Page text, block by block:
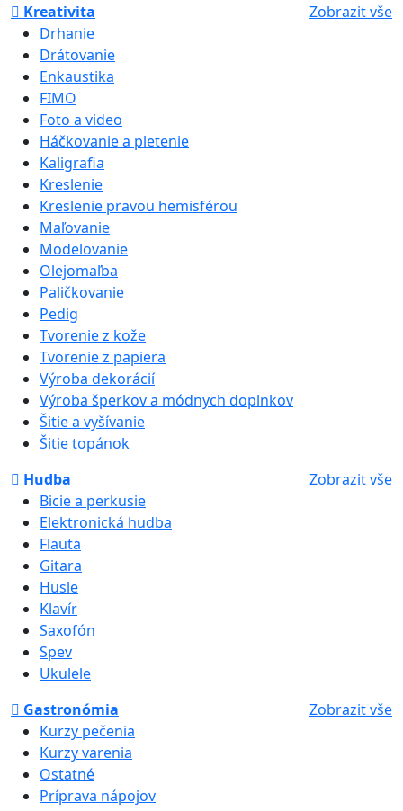
Kreativita
Zobrazit vše
Drhanie
Drátovanie
Enkaustika
FIMO
Foto a video
Háčkovanie a pletenie
Kaligrafia
Kreslenie
Kreslenie pravou hemisférou
Maľovanie
Modelovanie
Olejomaľba
Paličkovanie
Pedig
Tvorenie z kože
Tvorenie z papiera
Výroba dekorácií
Výroba šperkov a módnych doplnkov
Šitie a vyšívanie
Šitie topánok
Hudba
Zobrazit vše
Bicie a perkusie
Elektronická hudba
Flauta
Gitara
Husle
Klavír
Saxofón
Spev
Ukulele
Gastronómia
Zobrazit vše
Kurzy pečenia
Kurzy varenia
Ostatné
Príprava nápojov